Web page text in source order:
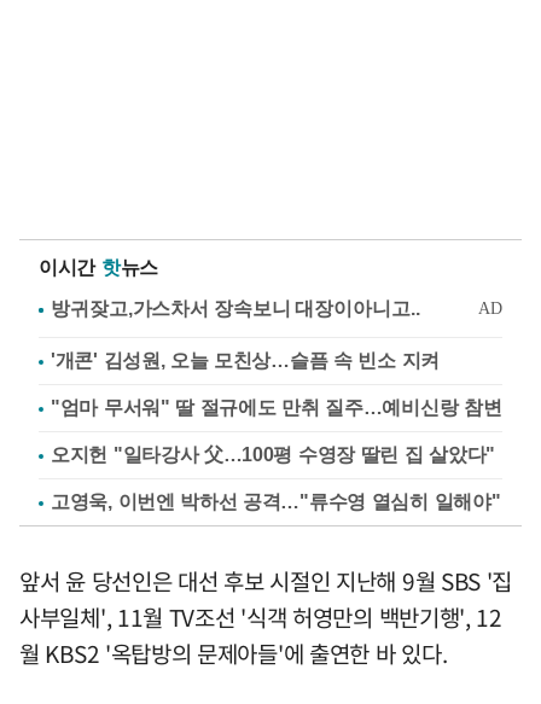
이시간 핫뉴스
'개콘' 김성원, 오늘 모친상…슬픔 속 빈소 지켜
"엄마 무서워" 딸 절규에도 만취 질주…예비신랑 참변
오지헌 "일타강사 父…100평 수영장 딸린 집 살았다"
고영욱, 이번엔 박하선 공격…"류수영 열심히 일해야"
앞서 윤 당선인은 대선 후보 시절인 지난해 9월 SBS '집
사부일체', 11월 TV조선 '식객 허영만의 백반기행', 12
월 KBS2 '옥탑방의 문제아들'에 출연한 바 있다.